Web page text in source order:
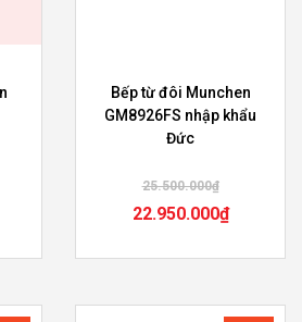
Bếp từ đôi Munchen
GM8926FS nhập khẩu
Đức
25.500.000₫
22.950.000₫